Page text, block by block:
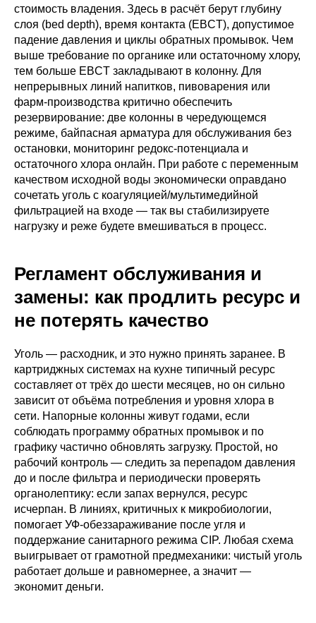
стоимость владения. Здесь в расчёт берут глубину
слоя (bed depth), время контакта (EBCT), допустимое
падение давления и циклы обратных промывок. Чем
выше требование по органике или остаточному хлору,
тем больше EBCT закладывают в колонну. Для
непрерывных линий напитков, пивоварения или
фарм-производства критично обеспечить
резервирование: две колонны в чередующемся
режиме, байпасная арматура для обслуживания без
остановки, мониторинг редокс-потенциала и
остаточного хлора онлайн. При работе с переменным
качеством исходной воды экономически оправдано
сочетать уголь с коагуляцией/мультимедийной
фильтрацией на входе — так вы стабилизируете
нагрузку и реже будете вмешиваться в процесс.
Регламент обслуживания и
замены: как продлить ресурс и
не потерять качество
Уголь — расходник, и это нужно принять заранее. В
картриджных системах на кухне типичный ресурс
составляет от трёх до шести месяцев, но он сильно
зависит от объёма потребления и уровня хлора в
сети. Напорные колонны живут годами, если
соблюдать программу обратных промывок и по
графику частично обновлять загрузку. Простой, но
рабочий контроль — следить за перепадом давления
до и после фильтра и периодически проверять
органолептику: если запах вернулся, ресурс
исчерпан. В линиях, критичных к микробиологии,
помогает УФ-обеззараживание после угля и
поддержание санитарного режима CIP. Любая схема
выигрывает от грамотной предмеханики: чистый уголь
работает дольше и равномернее, а значит —
экономит деньги.